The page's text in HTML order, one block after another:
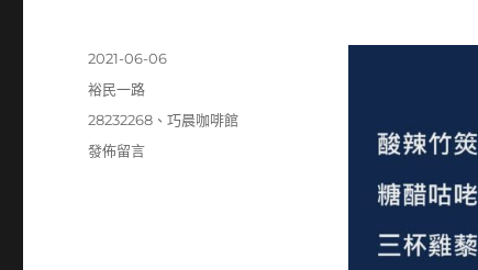
發
佈
期:
2021-06-06
分
裕民一路
標
籤
28232268 、巧晨咖啡館
在
發佈留言